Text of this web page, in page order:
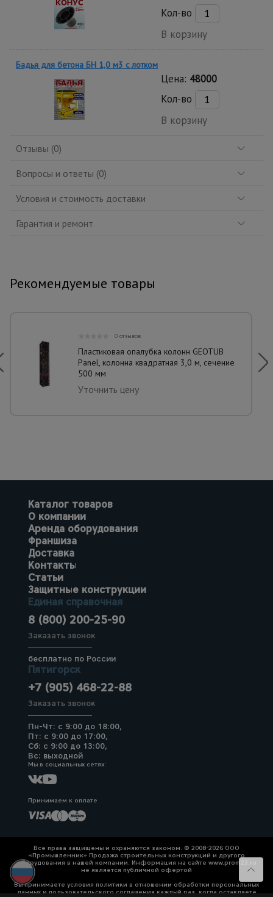
Кол-во
В корзину
Бадья для бетона БН 1,0 м3 c лотком
Цена: 48000
Кол-во
В корзину
Отзывы (0)
Вопросы и ответы (0)
Условия и стоимость доставки
Гарантия и ремонт
Рекомендуемые товары
0 отзывов
Пластиковая опалубка колонн GEOTUB
Panel, колонна квадратная 3,0 м, сечение
500 мм
Уточнить цену
Каталог товаров
О компании
Аренда оборудования
Франшиза
Доставка
Контакты
Статьи
Защитные конструкции
Единая справочная
8 (800) 200-25-90
Заказать звонок
бесплатно по России
Пятигорск
+7 (905) 468-22-88
Заказать звонок
Пн-Чт: с 9:00 до 18:00,
Пт: с 9:00 до 17:00,
Сб: с 9:00 до 13:00,
Вс: выходной
Мы в социальных сетях:
Принимаем к оплате
Все права защищены и охраняются законом. © 2008-2026 ООО
«Промышленник» Продажа строительных конструкций и другого
оборудования в нашей компании. Информация на сайте www.prom23.ru
не является публичной офертой
Вы принимаете условия политики в отношении обработки персональных
данных и пользовательского соглашения каждый раз, когда оставляете